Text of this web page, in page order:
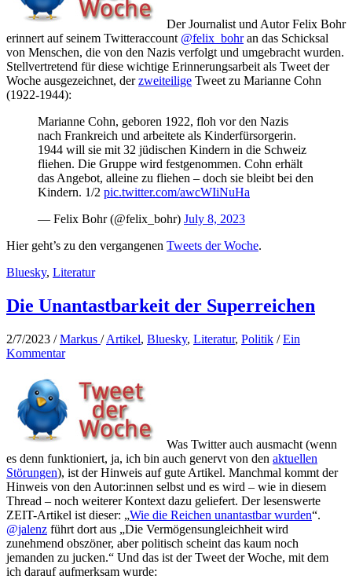
Der Journalist und Autor Felix Bohr
erinnert auf seinem Twitteraccount @felix_bohran das Schicksal
von Menschen, die von den Nazis verfolgt und umgebracht wurden.
Stellvertretend für diese wichtige Erinnerungsarbeit als Tweet der
Woche ausgezeichnet, derzweiteilige Tweet zu Marianne Cohn
(1922-1944):
Marianne Cohn, geboren 1922, floh vor den Nazis
nach Frankreich und arbeitete als Kinderfürsorgerin.
1944 will sie mit 32 jüdischen Kindern in die Schweiz
fliehen. Die Gruppe wird festgenommen. Cohn erhält
das Angebot, alleine zu fliehen – doch sie bleibt bei den
Kindern. 1/2 pic.twitter.com/awcWIiNuHa
— Felix Bohr (@felix_bohr) July 8, 2023
Hier geht’s zu den vergangenen Tweets der Woche.
Bluesky, Literatur
Die Unantastbarkeit der Superreichen
2/7/2023 /Markus /Artikel, Bluesky, Literatur, Politik /Ein
Kommentar
Was Twitter auch ausmacht (wenn
es denn funktioniert, ja, ich bin auch genervt von den aktuellen
Störungen), ist der Hinweis auf gute Artikel. Manchmal kommt der
Hinweis von den Autor:innen selbst und es wird – wie in diesem
Thread – noch weiterer Kontext dazu geliefert. Der lesenswerte
ZEIT-Artikel ist dieser: „Wie die Reichen unantastbar wurden“.
@jalenz führt dort aus „Die Vermögensungleichheit wird
zunehmend obszöner, aber politisch scheint das kaum noch
jemanden zu jucken.“ Und das ist der Tweet der Woche, mit dem
ich darauf aufmerksam wurde: